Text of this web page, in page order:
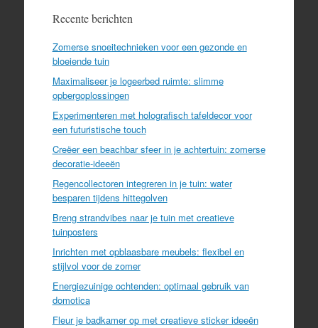
Recente berichten
Zomerse snoeitechnieken voor een gezonde en
bloeiende tuin
Maximaliseer je logeerbed ruimte: slimme
opbergoplossingen
Experimenteren met holografisch tafeldecor voor
een futuristische touch
Creëer een beachbar sfeer in je achtertuin: zomerse
decoratie-ideeën
Regencollectoren integreren in je tuin: water
besparen tijdens hittegolven
Breng strandvibes naar je tuin met creatieve
tuinposters
Inrichten met opblaasbare meubels: flexibel en
stijlvol voor de zomer
Energiezuinige ochtenden: optimaal gebruik van
domotica
Fleur je badkamer op met creatieve sticker ideeën